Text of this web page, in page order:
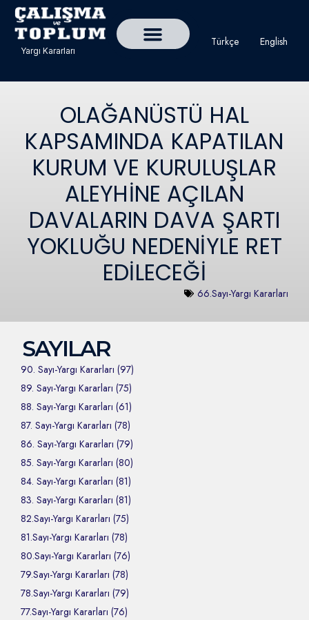
Türkçe English
Yargı Kararları
OLAĞANÜSTÜ HAL
KAPSAMINDA KAPATILAN
KURUM VE KURULUŞLAR
ALEYHİNE AÇILAN
DAVALARIN DAVA ŞARTI
YOKLUĞU NEDENİYLE RET
EDİLECEĞİ
66.Sayı-Yargı Kararları
SAYILAR
90. Sayı-Yargı Kararları (97)
89. Sayı-Yargı Kararları (75)
88. Sayı-Yargı Kararları (61)
87. Sayı-Yargı Kararları (78)
86. Sayı-Yargı Kararları (79)
85. Sayı-Yargı Kararları (80)
84. Sayı-Yargı Kararları (81)
83. Sayı-Yargı Kararları (81)
82.Sayı-Yargı Kararları (75)
81.Sayı-Yargı Kararları (78)
80.Sayı-Yargı Kararları (76)
79.Sayı-Yargı Kararları (78)
78.Sayı-Yargı Kararları (79)
77.Sayı-Yargı Kararları (76)